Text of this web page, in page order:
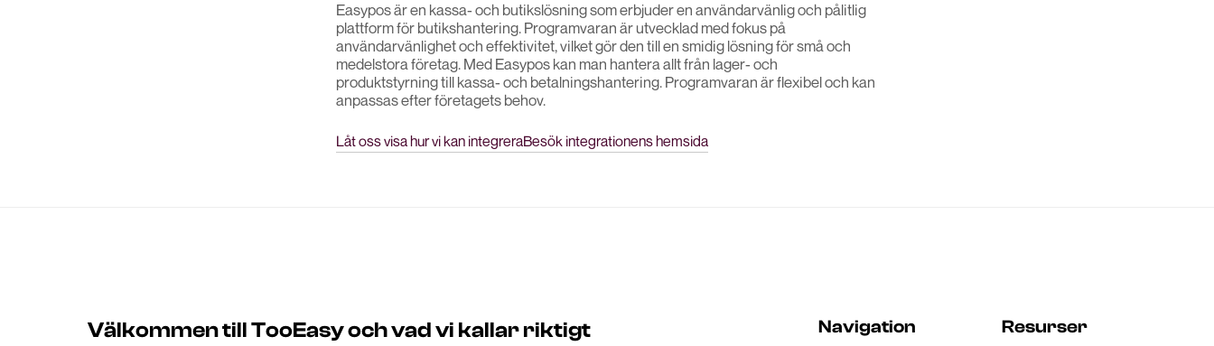
Easypos är en kassa- och butikslösning som erbjuder en användarvänlig och pålitlig
plattform för butikshantering. Programvaran är utvecklad med fokus på
användarvänlighet och effektivitet, vilket gör den till en smidig lösning för små och
medelstora företag. Med Easypos kan man hantera allt från lager- och
produktstyrning till kassa- och betalningshantering. Programvaran är flexibel och kan
anpassas efter företagets behov.
Låt oss visa hur vi kan integreraBesök integrationens hemsida
Välkommen till TooEasy och vad vi kallar riktigt
Navigation Resurser